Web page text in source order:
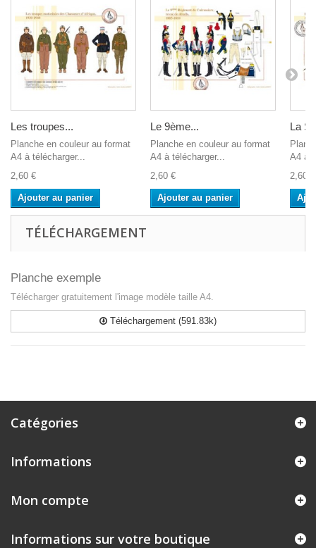
Les troupes...
Planche en couleur au format
A4 à télécharger...
2,60 €
Ajouter au panier
Le 9ème...
Planche en couleur au format
A4 à télécharger...
2,60 €
Ajouter au panier
La
A4 à
2,60 €
TÉLÉCHARGEMENT
Planche exemple
Télécharger gratuitement l'image modèle taille A4.
Téléchargement (591.83k)
Catégories
Informations
Mon compte
Informations sur votre boutique